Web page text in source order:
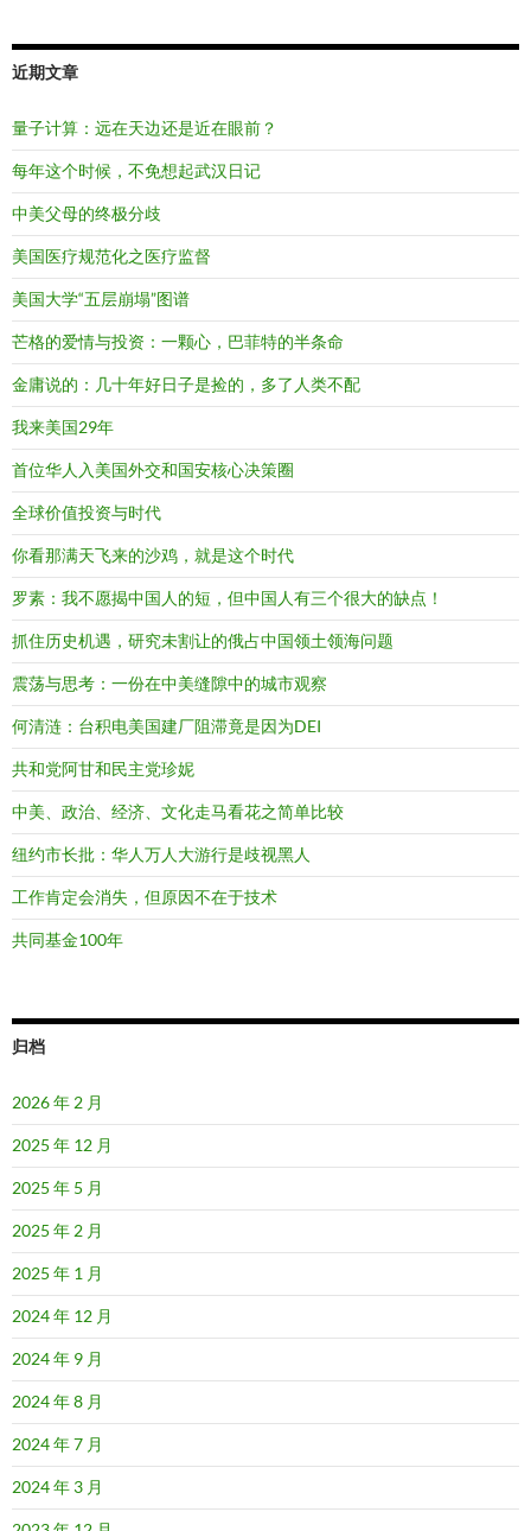
近期文章
量子计算：远在天边还是近在眼前？
每年这个时候，不免想起武汉日记
中美父母的终极分歧
美国医疗规范化之医疗监督
美国大学“五层崩塌”图谱
芒格的爱情与投资：一颗心，巴菲特的半条命
金庸说的：几十年好日子是捡的，多了人类不配
我来美国29年
首位华人入美国外交和国安核心决策圈
全球价值投资与时代
你看那满天飞来的沙鸡，就是这个时代
罗素：我不愿揭中国人的短，但中国人有三个很大的缺点！
抓住历史机遇，研究未割让的俄占中国领土领海问题
震荡与思考：一份在中美缝隙中的城市观察
何清涟：台积电美国建厂阻滞竟是因为DEI
共和党阿甘和民主党珍妮
中美、政治、经济、文化走马看花之简单比较
纽约市长批：华人万人大游行是歧视黑人
工作肯定会消失，但原因不在于技术
共同基金100年
归档
2026 年 2 月
2025 年 12 月
2025 年 5 月
2025 年 2 月
2025 年 1 月
2024 年 12 月
2024 年 9 月
2024 年 8 月
2024 年 7 月
2024 年 3 月